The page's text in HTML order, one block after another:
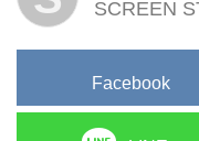
SCREEN
Facebook